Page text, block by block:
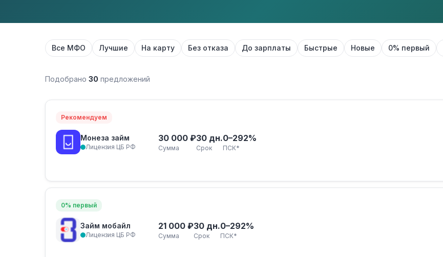
Все МФО Лучшие На карту Без отказа До зарплаты Быстрые Новые 0% первый
Подобрано 30 предложений
Рекомендуем
Монеза займ
Лицензия ЦБ РФ
30 000 ₽
Сумма
30 дн.
Срок
0–292%
ПСК*
0% первый
Займ мобайл
Лицензия ЦБ РФ
21 000 ₽
Сумма
30 дн.
Срок
0–292%
ПСК*